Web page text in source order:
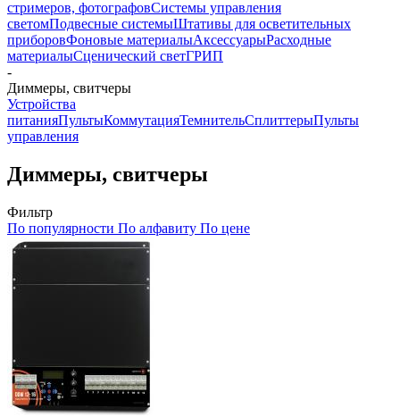
стримеров, фотографовСистемы управления
светомПодвесные системыШтативы для осветительных
приборовФоновые материалыАксессуарыРасходные
материалыСценический светГРИП
-
Диммеры, свитчеры
Устройства
питанияПультыКоммутацияТемнительСплиттерыПульты
управления
Диммеры, свитчеры
Фильтр
По популярности По алфавиту По цене